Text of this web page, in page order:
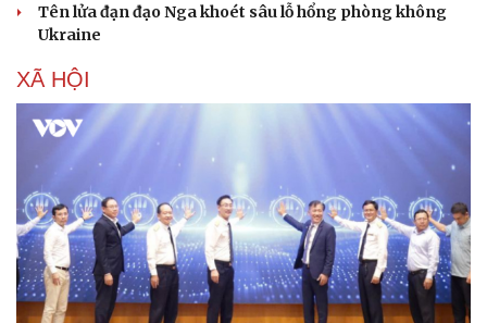
Nam khoa
Làm đẹp - giảm cân
Ăn sạch sống khỏe
Tên lửa đạn đạo Nga khoét sâu lỗ hổng phòng không
Ukraine
XÃ HỘI